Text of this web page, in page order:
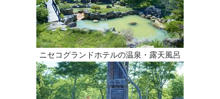
ニセコグランドホテルの温泉・露天風呂